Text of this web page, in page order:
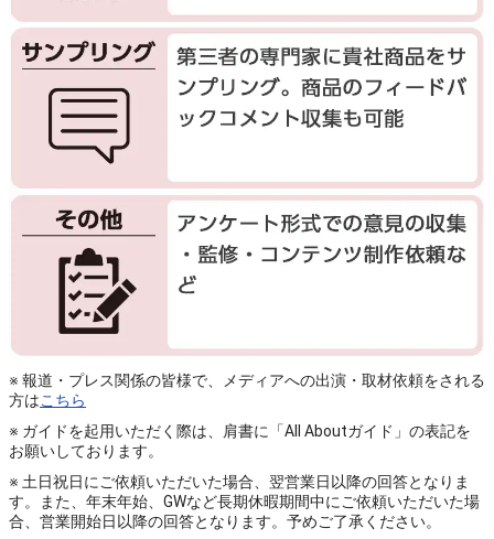
※ 報道・プレス関係の皆様で、メディアへの出演・取材依頼をされる
方はこちら
※ ガイドを起用いただく際は、肩書に「All Aboutガイド」の表記を
お願いしております。
※ 土日祝日にご依頼いただいた場合、翌営業日以降の回答となりま
す。また、年末年始、GWなど長期休暇期間中にご依頼いただいた場
合、営業開始日以降の回答となります。予めご了承ください。